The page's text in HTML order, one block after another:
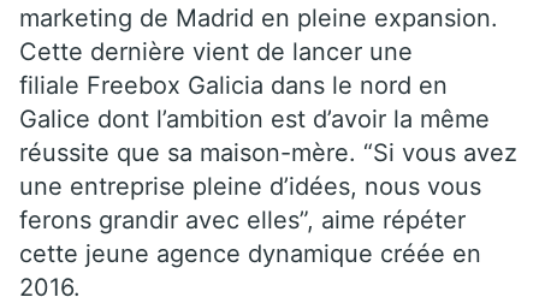
marketing de Madrid en pleine expansion.
Cette dernière vient de lancer une
filiale Freebox Galicia dans le nord en
Galice dont l’ambition est d’avoir la même
réussite que sa maison-mère. “Si vous avez
une entreprise pleine d’idées, nous vous
ferons grandir avec elles”, aime répéter
cette jeune agence dynamique créée en
2016.